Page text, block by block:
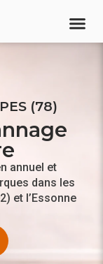
(78)
annuel et
dans les
et l’Essonne